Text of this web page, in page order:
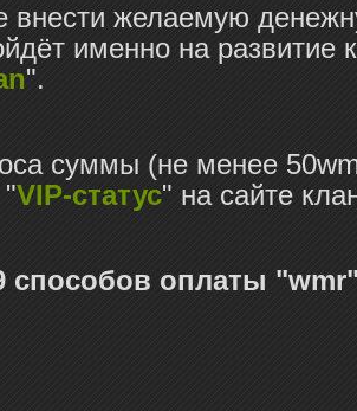
внести желаемую
именно на развитие
".
суммы (не менее
"VIP-статус" на сайте
способов оплаты